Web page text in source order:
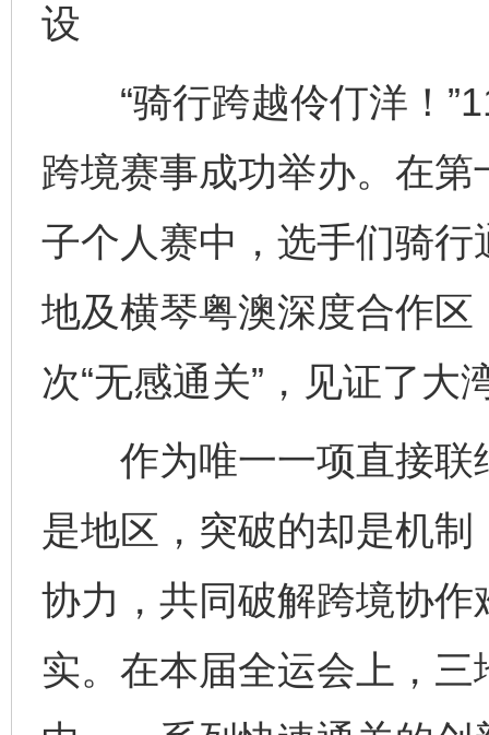
设
“骑行跨越伶仃洋！
跨境赛事成功举办。在
子个人赛中，选手们骑
地及横琴粤澳深度合作
次“无感通关”，见证了
作为唯一一项直接联
是地区，突破的却是机
协力，共同破解跨境协
实。在本届全运会上，